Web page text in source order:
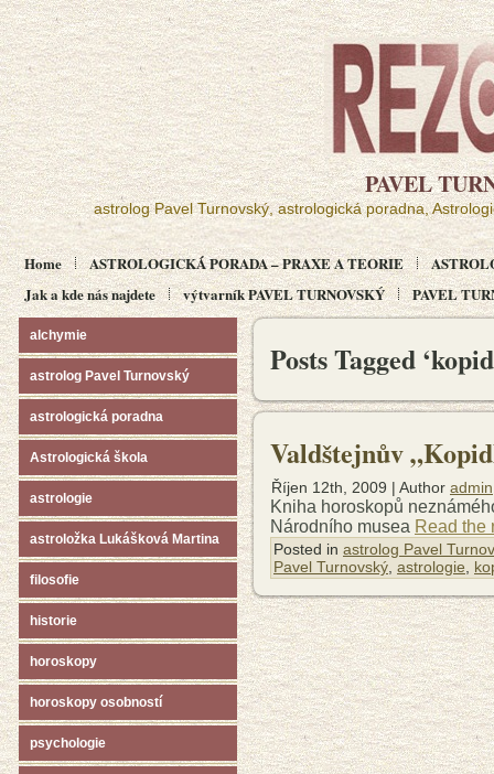
PAVEL
astrolog Pavel Turnovský, astrologická poradna,
Home ASTROLOGICKÁ PORADA – PRAXE A TEORIE
Jak a kde nás najdete
výtvarník PAVEL TURNOVSKÝ PAVEL
alchymie
astrolog Pavel Turnovský
astrologická poradna
Astrologická škola
astrologie
astroložka Lukášková Martina
filosofie
historie
horoskopy
horoskopy osobností
psychologie
Posts Tagged
Valdštejnův
Říjen 12th, 2009 | Author admin
Kniha horoskopů
Národního musea Read the
Posted in astrolog Pavel
Pavel Turnovský astrologie